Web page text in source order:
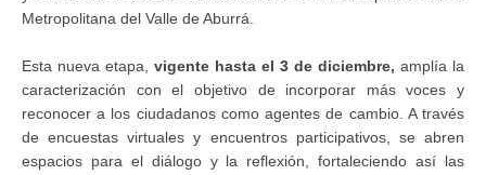
Metropolitana del Valle de Aburrá.
Esta nueva etapa, vigente hasta el 3 de diciembre, amplía la
caracterización con el objetivo de incorporar más voces y
reconocer a los ciudadanos como agentes de cambio. A través
de encuestas virtuales y encuentros participativos, se abren
espacios para el diálogo y la reflexión, fortaleciendo así las